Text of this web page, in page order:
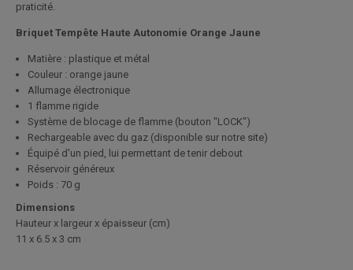
praticité.
Briquet Tempête Haute Autonomie Orange Jaune
Matière : plastique et métal
Couleur : orange jaune
Allumage électronique
1 flamme rigide
Système de blocage de flamme (bouton "LOCK")
Rechargeable avec du gaz (disponible sur notre site)
Équipé d'un pied, lui permettant de tenir debout
Réservoir généreux
Poids : 70 g
Dimensions
Hauteur x largeur x épaisseur (cm)
11 x 6.5 x 3 cm